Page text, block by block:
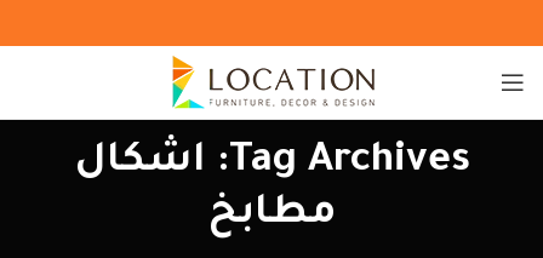
Tag Archives: اشكال
مطابخ